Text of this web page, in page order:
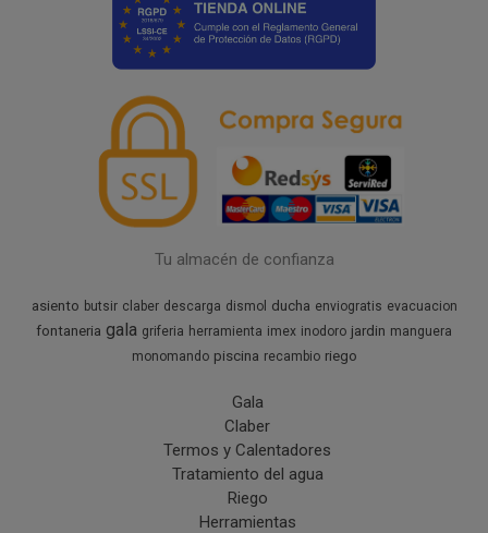
Tu almacén de confianza
asiento butsir claber descarga dismol ducha enviogratis evacuacion
fontaneria gala griferia herramienta imex inodoro jardin manguera
monomando piscina recambio riego
Gala
Claber
Termos y Calentadores
Tratamiento del agua
Riego
Herramientas